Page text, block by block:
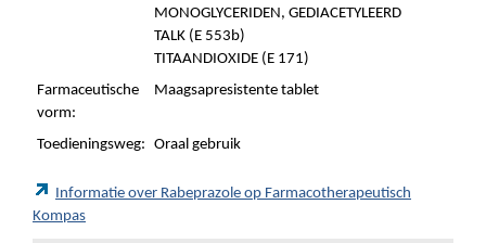
MONOGLYCERIDEN, GEDIACETYLEERD
TALK (E 553b)
TITAANDIOXIDE (E 171)
Farmaceutische
vorm:
Maagsapresistente tablet
Toedieningsweg: Oraal gebruik
Informatie over Rabeprazole op Farmacotherapeutisch
Kompas